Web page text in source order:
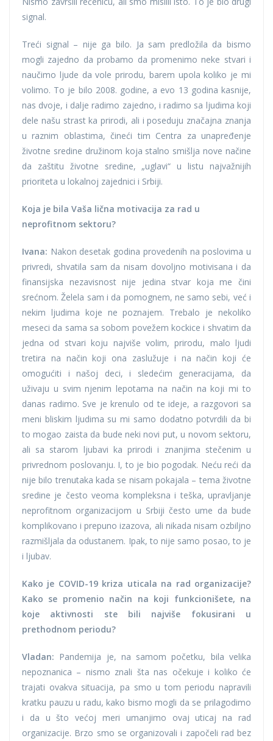
signal.
Treći signal – nije ga bilo. Ja sam predložila da bismo
mogli zajedno da probamo da promenimo neke stvari i
naučimo ljude da vole prirodu, barem upola koliko je mi
volimo. To je bilo 2008. godine, a evo 13 godina kasnije,
nas dvoje, i dalje radimo zajedno, i radimo sa ljudima koji
dele našu strast ka prirodi, ali i poseduju značajna znanja
u raznim oblastima, čineći tim Centra za unapređenje
životne sredine družinom koja stalno smišlja nove načine
da zaštitu životne sredine, „uglavi“ u listu najvažnijih
prioriteta u lokalnoj zajednici i Srbiji.
Koja je bila Vaša lična motivacija za rad u
neprofitnom sektoru?
Ivana: Nakon desetak godina provedenih na poslovima u
privredi, shvatila sam da nisam dovoljno motivisana i da
finansijska nezavisnost nije jedina stvar koja me čini
srećnom. Želela sam i da pomognem, ne samo sebi, već i
nekim ljudima koje ne poznajem. Trebalo je nekoliko
meseci da sama sa sobom povežem kockice i shvatim da
jedna od stvari koju najviše volim, prirodu, malo ljudi
tretira na način koji ona zaslužuje i na način koji će
omogućiti i našoj deci, i sledećim generacijama, da
uživaju u svim njenim lepotama na način na koji mi to
danas radimo. Sve je krenulo od te ideje, a razgovori sa
meni bliskim ljudima su mi samo dodatno potvrdili da bi
to mogao zaista da bude neki novi put, u novom sektoru,
ali sa starom ljubavi ka prirodi i znanjima stečenim u
privrednom poslovanju. I, to je bio pogodak. Neću reći da
nije bilo trenutaka kada se nisam pokajala – tema životne
sredine je često veoma kompleksna i teška, upravljanje
neprofitnom organizacijom u Srbiji često ume da bude
komplikovano i prepuno izazova, ali nikada nisam ozbiljno
razmišljala da odustanem. Ipak, to nije samo posao, to je
i ljubav.
Kako je COVID-19 kriza uticala na rad organizacije?
Kako se promenio način na koji funkcionišete, na
koje aktivnosti ste bili najviše fokusirani u
prethodnom periodu?
Vladan: Pandemija je, na samom početku, bila velika
nepoznanica – nismo znali šta nas očekuje i koliko će
trajati ovakva situacija, pa smo u tom periodu napravili
kratku pauzu u radu, kako bismo mogli da se prilagodimo
i da u što većoj meri umanjimo ovaj uticaj na rad
organizacije. Brzo smo se organizovali i započeli rad bez